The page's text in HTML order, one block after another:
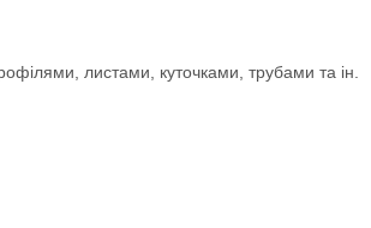
листами, куточками, трубами та ін.